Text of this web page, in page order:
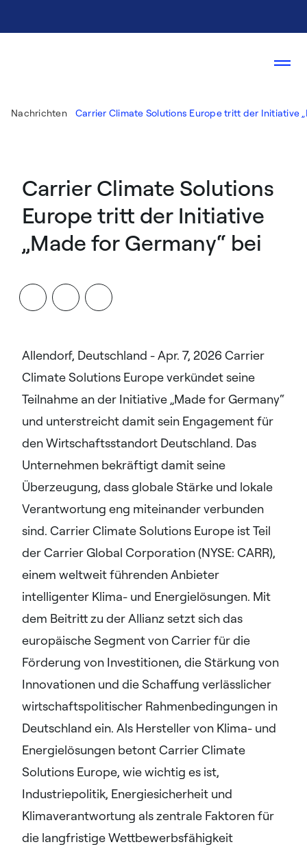
Nachrichten Carrier Climate Solutions Europe tritt der Initiative
Carrier Climate Solutions
Europe tritt der Initiative
„Made for Germany“ bei
Allendorf, Deutschland - Apr. 7, 2026 Carrier
Climate Solutions Europe verkündet seine
Teilnahme an der Initiative „Made for Germany“
und unterstreicht damit sein Engagement für
den Wirtschaftsstandort Deutschland. Das
Unternehmen bekräftigt damit seine
Überzeugung, dass globale Stärke und lokale
Verantwortung eng miteinander verbunden
sind. Carrier Climate Solutions Europe ist Teil
der Carrier Global Corporation (NYSE: CARR),
einem weltweit führenden Anbieter
intelligenter Klima- und Energielösungen. Mit
dem Beitritt zu der Allianz setzt sich das
europäische Segment von Carrier für die
Förderung von Investitionen, die Stärkung von
Innovationen und die Schaffung verlässlicher
wirtschaftspolitischer Rahmenbedingungen in
Deutschland ein. Als Hersteller von Klima- und
Energielösungen betont Carrier Climate
Solutions Europe, wie wichtig es ist,
Industriepolitik, Energiesicherheit und
Klimaverantwortung als zentrale Faktoren für
die langfristige Wettbewerbsfähigkeit